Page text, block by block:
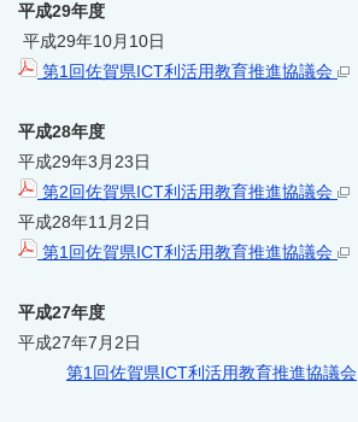
平成29年度
平成29年10月10日
第1回佐賀県ICT利活用教育推進協議会
平成28年度
平成29年3月23日
第2回佐賀県ICT利活用教育推進協議会
平成28年11月2日
第1回佐賀県ICT利活用教育推進協議会
平成27年度
平成27年7月2日
第1回佐賀県ICT利活用教育推進協議会